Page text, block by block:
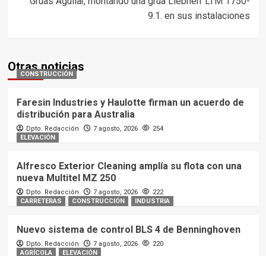
9.1. en sus instalaciones
Otras noticias
CONSTRUCCIÓN
Faresin Industries y Haulotte firman un acuerdo de
distribución para Australia
Dpto. Redacción 7 agosto, 2026
254
ELEVACIÓN
Alfresco Exterior Cleaning amplía su flota con una
nueva Multitel MZ 250
Dpto. Redacción 7 agosto, 2026
222
CARRETERAS
CONSTRUCCIÓN INDUSTRIA
Nuevo sistema de control BLS 4 de Benninghoven
Dpto. Redacción 7 agosto, 2026
220
AGRÍCOLA
ELEVACIÓN